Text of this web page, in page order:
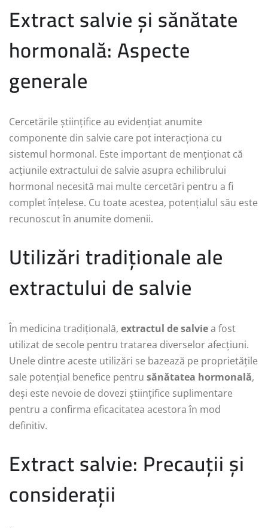
Extract salvie și sănătate
hormonală: Aspecte
generale
Cercetările științifice au evidențiat anumite
componente din salvie care pot interacționa cu
sistemul hormonal. Este important de menționat că
acțiunile extractului de salvie asupra echilibrului
hormonal necesită mai multe cercetări pentru a fi
complet înțelese. Cu toate acestea, potențialul său este
recunoscut în anumite domenii.
Utilizări tradiționale ale
extractului de salvie
În medicina tradițională, extractul de salviea fost
utilizat de secole pentru tratarea diverselor afecțiuni.
Unele dintre aceste utilizări se bazează pe proprietățile
sale potențial benefice pentru sănătatea hormonală,
deși este nevoie de dovezi științifice suplimentare
pentru a confirma eficacitatea acestora în mod
definitiv.
Extract salvie: Precauții și
considerații